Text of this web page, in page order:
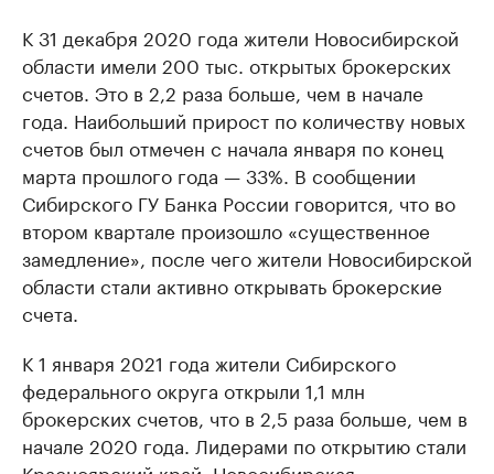
К 31 декабря 2020 года жители Новосибирской
области имели 200 тыс. открытых брокерских
счетов. Это в 2,2 раза больше, чем в начале
года. Наибольший прирост по количеству новых
счетов был отмечен с начала января по конец
марта прошлого года — 33%. В сообщении
Сибирского ГУ Банка России говорится, что во
втором квартале произошло «существенное
замедление», после чего жители Новосибирской
области стали активно открывать брокерские
счета.
К 1 января 2021 года жители Сибирского
федерального округа открыли 1,1 млн
брокерских счетов, что в 2,5 раза больше, чем в
начале 2020 года. Лидерами по открытию стали